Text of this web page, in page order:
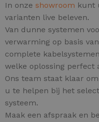
In onze showroom kunt
varianten live beleven.
Van dunne systemen
verwarming op basis
complete
welke oplossing perfect
Ons team staat klaar
u te helpen bij het
systeem.
Maak een afspraak en